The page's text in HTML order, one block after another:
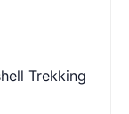
Trekking